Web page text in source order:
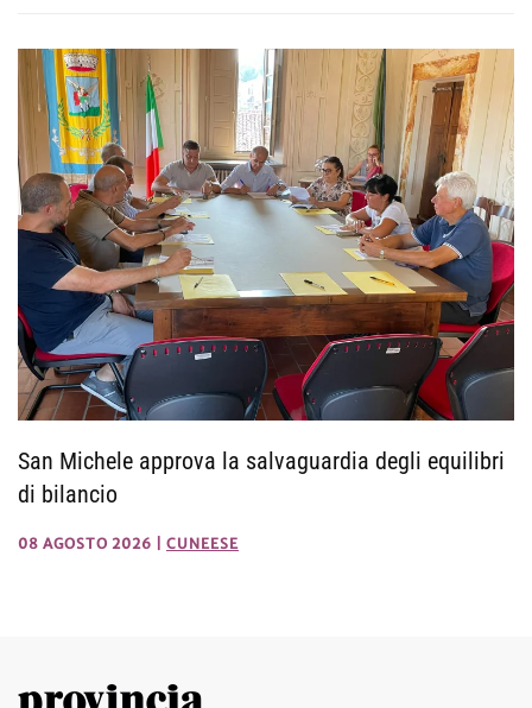
San Michele approva la salvaguardia degli equilibri
di bilancio
08 AGOSTO 2026 CUNEESE